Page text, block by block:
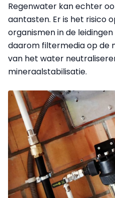
Regenwater kan echter
aantasten. Er is het risico
organismen in de
daarom filtermedia op de
van het water
mineraalstabilisatie.